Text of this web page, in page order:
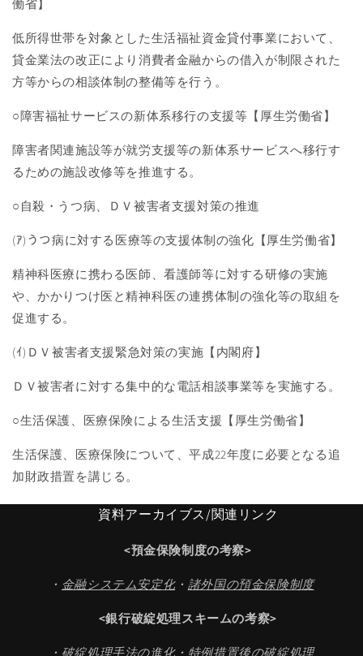
働省】
低所得世帯を対象とした生活福祉資金貸付事業において、
貸金業法の改正により消費者金融からの借入が制限された
方等からの相談体制の整備等を行う。
○障害福祉サービスの新体系移行の支援等【厚生労働省】
障害者関連施設等が就労支援等の新体系サービスへ移行す
るための施設改修等を推進する。
○自殺・うつ病、ＤＶ被害者支援対策の推進
(ｱ) うつ病に対する医療等の支援体制の強化【厚生労働省】
精神科医療に携わる医師、看護師等に対する研修の実施
や、かかりつけ医と精神科医の連携体制の強化等の取組を
促進する。
(ｲ) ＤＶ被害者支援緊急対策の実施【内閣府】
ＤＶ被害者に対する集中的な電話相談事業等を実施する。
○生活保護、医療保険による生活支援【厚生労働省】
生活保護、医療保険について、平成22年度に必要となる追
加財政措置を講じる。
資料アーカイブス/関連リンク
<預金保険制度の考察>
・ 金融システム安定化・ 諸外国の預金保険制度
<銀行破綻処理スキームの考察>
・ 破綻処理手法の進化・ 特例措置後の破綻処理